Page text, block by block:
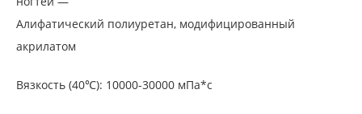
Алифатический полиуретан, модифицированный
акрилатом
Вязкость (40℃): 10000-30000 мПа*с